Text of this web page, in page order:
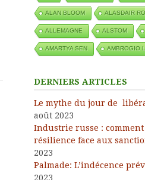
ALAN BLOOM ALASDAIR
ALLEMAGNE ALSTOM
AMARTYA SEN AMBROGIO
DERNIERS ARTICLES
Le mythe du jour de
août 2023
Industrie russe :
résilience face aux
2023
Palmade: L’indécence
2023